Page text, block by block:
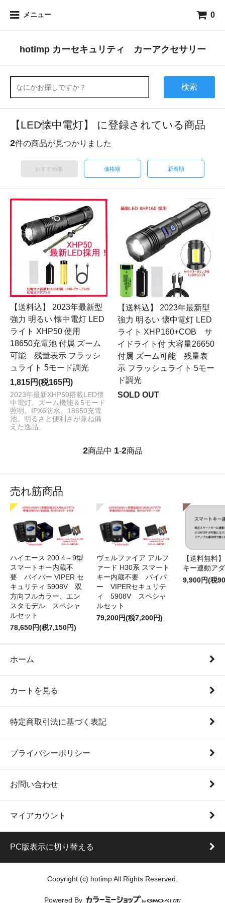
メニュー 0
hotimp カーセキュリティ カーアクセサリー
検索
【LED懐中電灯】 に登録されている商品
2件の商品が見つかりました
おすすめ順 価格順 新着順
【送料込】 2023年最新型
強力 明るい 懐中電灯 LED
ライト XHP50 使用
18650充電池 付属 ズーム
可能 残量表示 フラッシ
ュライト 5モード調光
1,815円(税165円)
2023年最新XHP50搭載LED懐
中電灯。ズーム機能＆5モード
照明。IPX6防水。18650充電
池。明るさと便利さが兼ね備
えた逸品。
【送料込】 2023年最新型
強力 明るい 懐中電灯 LED
ライト XHP160+COB サ
イドライト付 大容量26650
付属 ズーム可能 残量表
示 フラッシュライト 5モー
ド調光
SOLD OUT
2商品中 1-2商品
売れ筋商品
ハイエース 200 4～9型
スマートキー内蔵不
要 バイパー VIPER セ
キュリティ 5908V 双
方向フルカラー、エン
スタモデル スペシャ
ルセット
78,650円(税7,150円)
ヴェルファイア アルフ
ァード H30系 スマート
キー内蔵不要 バイパ
ー VIPERセキュリテ
ィ 5908V スペシャ
ルセット
79,200円(税7,200円)
【送料無料
キー連動ア
9,900円(税
ホーム
カートを見る
特定商取引法に基づく表記
プライバシーポリシー
お問い合わせ
マイアカウント
PC版表示に切り替える
Copyright (c) hotimp All Rights Reserved.
Powered By